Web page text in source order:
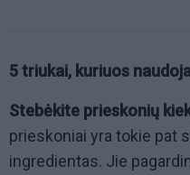
5triukai, kuriuos
Stebėkite prieskonių
prieskoniai yra tokie pat
ingredientas. Jie